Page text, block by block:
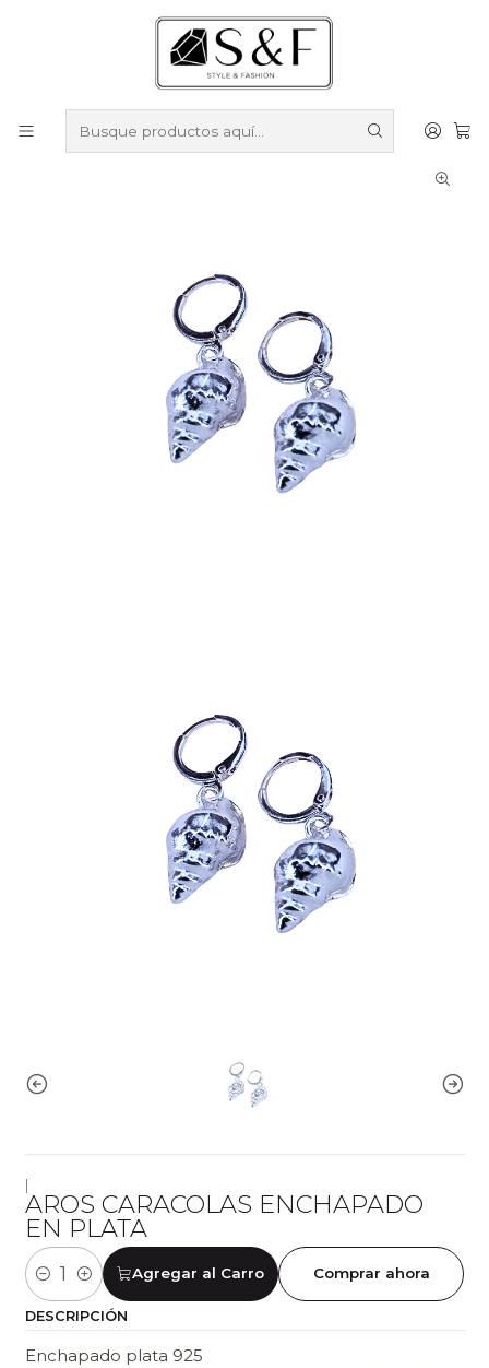
Compra sobre $50.000 en productos y obtén un 40% de
Despacho gratis por compras sobre $100.000
Aros
Aros Enchapados en Plata
Aros caracolas enchapado en plata
AROS CARACOLAS ENCHAPADO
EN PLATA
Cantidad
Agregar al Carro Comprar ahora
DESCRIPCIÓN
Enchapado plata 925